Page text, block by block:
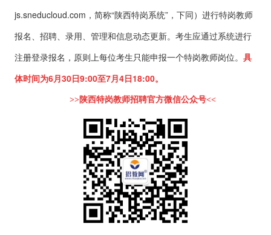
js.sneducloud.com，简称“陕西特岗系统”，下同）进行特岗教师
报名、招聘、录用、管理和信息动态更新。考生应通过系统进行
注册登录报名，原则上每位考生只能申报一个特岗教师岗位。 具
体时间为6月30日9:00至7月4日18:00。
>>陕西特岗教师招聘官方微信公众号<<